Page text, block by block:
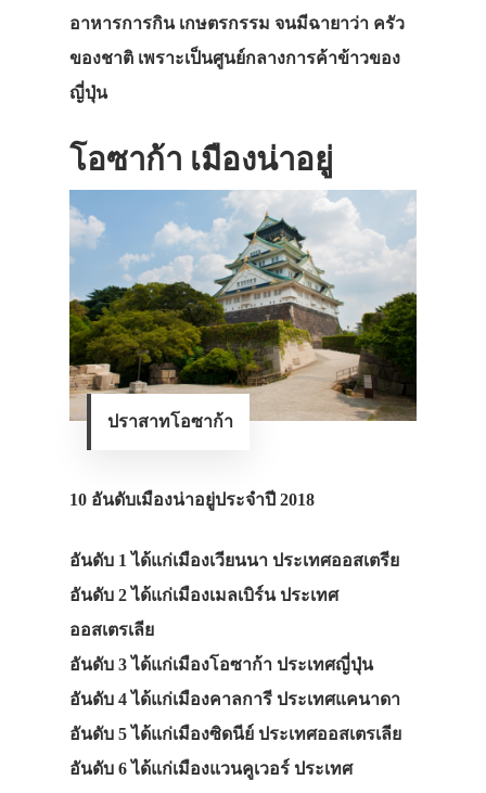
อาหารการกิน เกษตรกรรม จนมีฉายาว่า ครัว
ของชาติ เพราะเป็นศูนย์กลางการค้าข้าวของ
ญี่ปุ่น
โอซาก้า เมืองน่าอยู่
ปราสาทโอซาก้า
10 อันดับเมืองน่าอยู่ประจำปี 2018
อันดับ 1 ได้แก่เมืองเวียนนา ประเทศออสเตรีย
อันดับ 2 ได้แก่เมืองเมลเบิร์น ประเทศ
ออสเตรเลีย
อันดับ 3 ได้แก่เมืองโอซาก้า ประเทศญี่ปุ่น
อันดับ 4 ได้แก่เมืองคาลการี ประเทศแคนาดา
อันดับ 5 ได้แก่เมืองซิดนีย์ ประเทศออสเตรเลีย
อันดับ 6 ได้แก่เมืองแวนคูเวอร์ ประเทศ